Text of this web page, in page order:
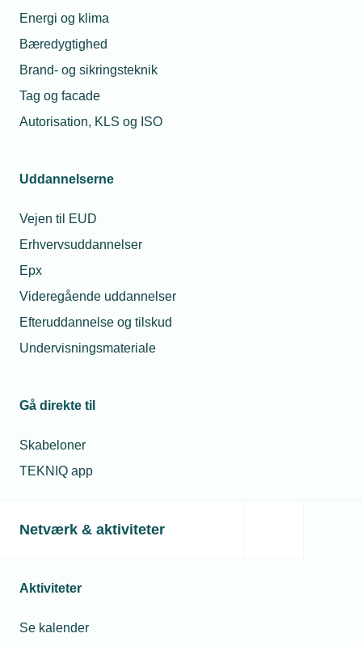
Energi og klima
Bæredygtighed
Brand- og sikringsteknik
Tag og facade
Autorisation, KLS og ISO
Uddannelserne
Vejen til EUD
Erhvervsuddannelser
Epx
Videregående uddannelser
Efteruddannelse og tilskud
Undervisningsmateriale
Gå direkte til
Skabeloner
TEKNIQ app
Netværk & aktiviteter
Aktiviteter
Se kalender
Hjemmeside: www.jamo-sikring.dk